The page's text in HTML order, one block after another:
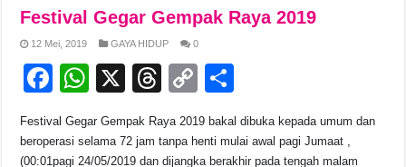
e
b
o
k
s
A
p
a
d
s
y
Li
n
e
Festival Gegar Gempak Raya 2019
12 Mei, 2019 GAYA HIDUP 0
F
a
c
W
h
at
X
T
hr
e
C
o
p
h
ar
Festival Gegar Gempak Raya 2019 bakal dibuka kepada umum dan
beroperasi selama 72 jam tanpa henti mulai awal pagi Jumaat ,
(00:01pagi 24/05/2019 dan dijangka berakhir pada tengah malam